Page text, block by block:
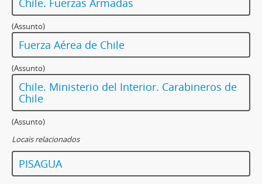
Chile. Fuerzas Armadas
(Assunto)
Fuerza Aérea de Chile
(Assunto)
Chile. Ministerio del Interior. Carabineros de
Chile
(Assunto)
Locais relacionados
PISAGUA